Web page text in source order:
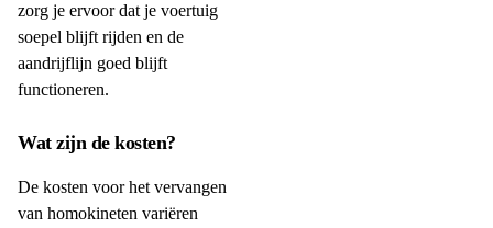
zorg je ervoor dat je voertuig
soepel blijft rijden en de
aandrijflijn goed blijft
functioneren.
Wat zijn de kosten?
De kosten voor het vervangen
van homokineten variëren